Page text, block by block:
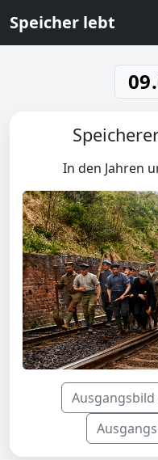
Speicher lebt
In den Jahren